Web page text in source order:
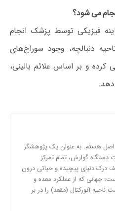
می شود؟
فیزیکی توسط پزشک انجام
دنبالچه، وجود سوراخ‌های
کرده و بر اساس علائم بالینی،
اصل هستم. به عنوان یک پژوهشگر
دستگاه گوارش، تمام تمرکز
درک دنیای پیچیده و حیاتی درون
جهانی که از عملکرد معده و
ناحیه آنورکتال (مقعد) را در بر